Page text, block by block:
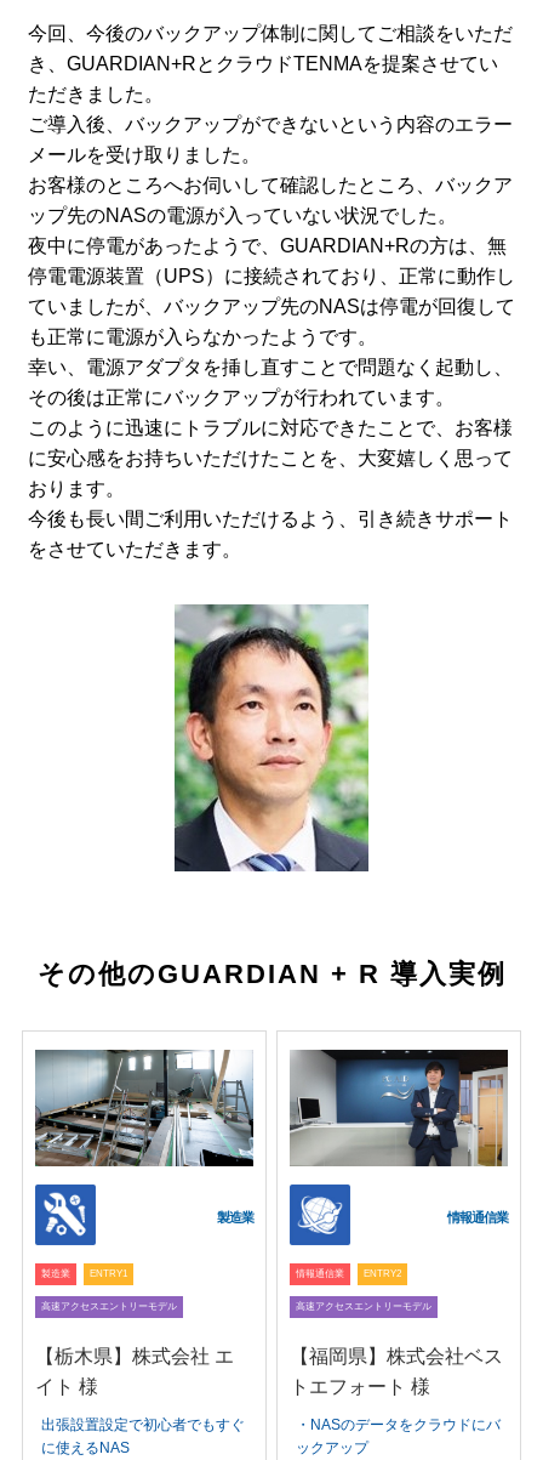
今回、今後のバックアップ体制に関してご相談をいただ
き、GUARDIAN+RとクラウドTENMAを提案させてい
ただきました。
ご導入後、バックアップができないという内容のエラー
メールを受け取りました。
お客様のところへお伺いして確認したところ、バックア
ップ先のNASの電源が入っていない状況でした。
夜中に停電があったようで、GUARDIAN+Rの方は、無
停電電源装置（UPS）に接続されており、正常に動作し
ていましたが、バックアップ先のNASは停電が回復して
も正常に電源が入らなかったようです。
幸い、電源アダプタを挿し直すことで問題なく起動し、
その後は正常にバックアップが行われています。
このように迅速にトラブルに対応できたことで、お客様
に安心感をお持ちいただけたことを、大変嬉しく思って
おります。
今後も長い間ご利用いただけるよう、引き続きサポート
をさせていただきます。
その他のGUARDIAN + R 導入実例
製造業
製造業 ENTRY1
高速アクセスエントリーモデル
【栃木県】株式会社 エ
イト 様
出張設置設定で初心者でもすぐ
に使えるNAS
情報通信業
情報通信業 ENTRY2
高速アクセスエントリーモデル
【福岡県】株式会社ベス
トエフォート 様
・NASのデータをクラウドにバ
ックアップ